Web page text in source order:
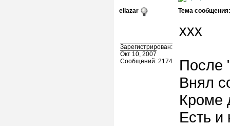
eliazar Тема сообщения:
Зарегистрирован:
Окт 10, 2007
Сообщений: 2174
ххх
После
Внял
Кроме
Есть и